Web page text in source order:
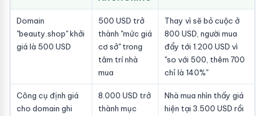
Domain
"beauty.shop" khởi
giá là 500 USD
500 USD trở
thành "mức giá
cơ sở" trong
tâm trí nhà
mua
Thay vì sẽ bỏ cuộc ở
800 USD, người mua
đẩy tới 1.200 USD vì
"so với 500, thêm 700
chỉ là 140%"
Công cụ định giá
cho domain ghi
8.000 USD trở
thành mục
Nhà mua nhìn thấy giá
hiện tại 3.500 USD rồi